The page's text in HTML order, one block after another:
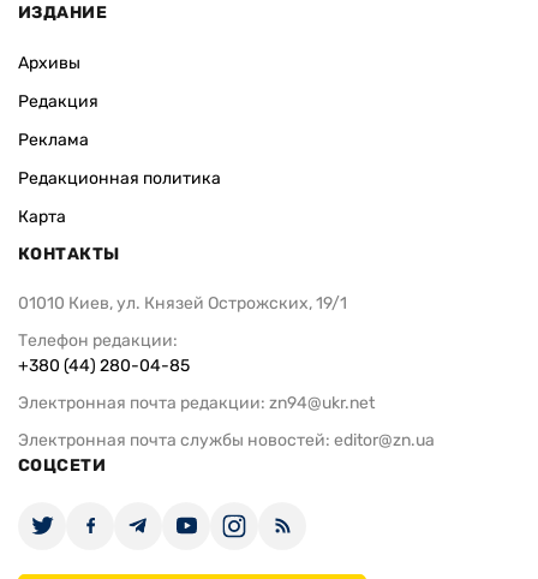
ИЗДАНИЕ
Архивы
Редакция
Реклама
Редакционная политика
Карта
КОНТАКТЫ
01010 Киев, ул. Князей Острожских, 19/1
Телефон редакции:
+380 (44) 280-04-85
Электронная почта редакции: zn94@ukr.net
Электронная почта службы новостей: editor@zn.ua
СОЦСЕТИ